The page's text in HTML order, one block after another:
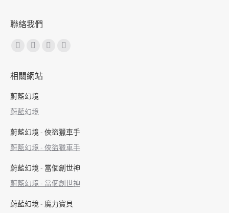
聯絡我們
找到我們：
Facebook
opens
in
window
YouTube
opens
in
window
LINEDiscord
相關網站
蔚藍幻境
蔚藍幻境
蔚藍幻境 - 俠盜獵車手
蔚藍幻境 - 俠盜獵車手
蔚藍幻境 - 當個創世神
蔚藍幻境 - 當個創世神
蔚藍幻境 - 魔力寶貝